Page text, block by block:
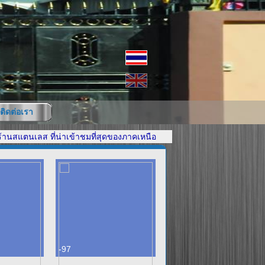
ติดต่อเรา
ตนเลส ที่น่าเข้าชมที่สุดของภาคเหนือ
-97